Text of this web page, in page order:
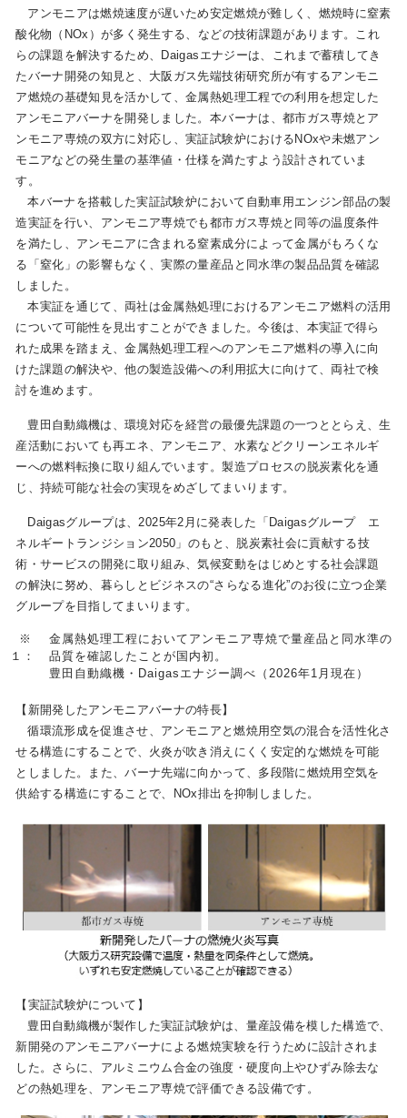
アンモニアは燃焼速度が遅いため安定燃焼が難しく、燃焼時に窒素
酸化物（NOx）が多く発生する、などの技術課題があります。これ
らの課題を解決するため、Daigasエナジーは、これまで蓄積してき
たバーナ開発の知見と、大阪ガス先端技術研究所が有するアンモニ
ア燃焼の基礎知見を活かして、金属熱処理工程での利用を想定した
アンモニアバーナを開発しました。本バーナは、都市ガス専焼とア
ンモニア専焼の双方に対応し、実証試験炉におけるNOxや未燃アン
モニアなどの発生量の基準値・仕様を満たすよう設計されていま
す。
本バーナを搭載した実証試験炉において自動車用エンジン部品の製
造実証を行い、アンモニア専焼でも都市ガス専焼と同等の温度条件
を満たし、アンモニアに含まれる窒素成分によって金属がもろくな
る「窒化」の影響もなく、実際の量産品と同水準の製品品質を確認
しました。
本実証を通じて、両社は金属熱処理におけるアンモニア燃料の活用
について可能性を見出すことができました。今後は、本実証で得ら
れた成果を踏まえ、金属熱処理工程へのアンモニア燃料の導入に向
けた課題の解決や、他の製造設備への利用拡大に向けて、両社で検
討を進めます。
豊田自動織機は、環境対応を経営の最優先課題の一つととらえ、生
産活動においても再エネ、アンモニア、水素などクリーンエネルギ
ーへの燃料転換に取り組んでいます。製造プロセスの脱炭素化を通
じ、持続可能な社会の実現をめざしてまいります。
Daigasグループは、2025年2月に発表した「Daigasグループ エ
ネルギートランジション2050」のもと、脱炭素社会に貢献する技
術・サービスの開発に取り組み、気候変動をはじめとする社会課題
の解決に努め、暮らしとビジネスの“さらなる進化”のお役に立つ企業
グループを目指してまいります。
※
１：
金属熱処理工程においてアンモニア専焼で量産品と同水準の
品質を確認したことが国内初。
豊田自動織機・Daigasエナジー調べ（2026年1月現在）
【新開発したアンモニアバーナの特長】
循環流形成を促進させ、アンモニアと燃焼用空気の混合を活性化さ
せる構造にすることで、火炎が吹き消えにくく安定的な燃焼を可能
としました。また、バーナ先端に向かって、多段階に燃焼用空気を
供給する構造にすることで、NOx排出を抑制しました。
【実証試験炉について】
豊田自動織機が製作した実証試験炉は、量産設備を模した構造で、
新開発のアンモニアバーナによる燃焼実験を行うために設計されま
した。さらに、アルミニウム合金の強度・硬度向上やひずみ除去な
どの熱処理を、アンモニア専焼で評価できる設備です。